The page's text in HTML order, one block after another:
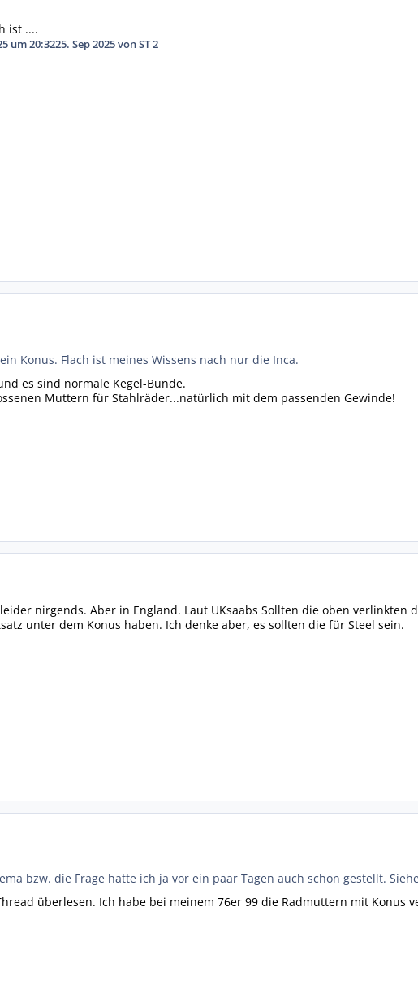
ist ....
um 20:3225. Sep 2025von ST 2
Konus. Flach ist meines Wissens nach nur die Inca.
es sind normale Kegel-Bunde.
Muttern für Stahlräder...natürlich mit dem passenden Gewinde!
nirgends. Aber in England. Laut UKsaabs Sollten die oben
unter dem Konus haben. Ich denke aber, es sollten die für Steel sein.
bzw. die Frage hatte ich ja vor ein paar Tagen auch schon gestellt.
überlesen. Ich habe bei meinem 76er 99 die Radmuttern mit Konus